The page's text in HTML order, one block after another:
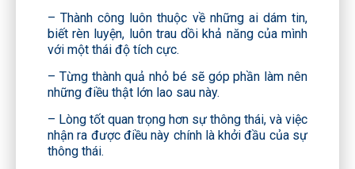
– Thành công luôn thuộc về những ai dám tin,
biết rèn luyện, luôn trau dồi khả năng của mình
với một thái độ tích cực.
– Từng thành quả nhỏ bé sẽ góp phần làm nên
những điều thật lớn lao sau này.
– Lòng tốt quan trọng hơn sự thông thái, và việc
nhận ra được điều này chính là khởi đầu của sự
thông thái.